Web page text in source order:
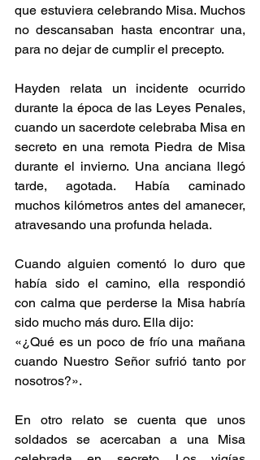
que estuviera celebrando Misa. Muchos
no descansaban hasta encontrar una,
para no dejar de cumplir el precepto.
Hayden relata un incidente ocurrido
durante la época de las Leyes Penales,
cuando un sacerdote celebraba Misa en
secreto en una remota Piedra de Misa
durante el invierno. Una anciana llegó
tarde, agotada. Había caminado
muchos kilómetros antes del amanecer,
atravesando una profunda helada.
Cuando alguien comentó lo duro que
había sido el camino, ella respondió
con calma que perderse la Misa habría
sido mucho más duro. Ella dijo:
«¿Qué es un poco de frío una mañana
cuando Nuestro Señor sufrió tanto por
nosotros?».
En otro relato se cuenta que unos
soldados se acercaban a una Misa